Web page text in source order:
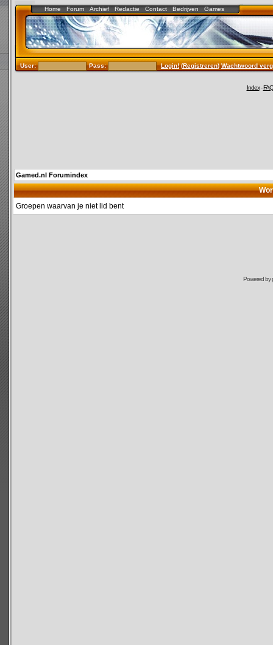
Home Forum Archief Redactie Contact Bedrijven Games
User: Pass: Login!(Registreren)Wachtwoord
Index-FAQ
Gamed.nl Forumindex
Groepen waarvan je niet lid bent
Powered by